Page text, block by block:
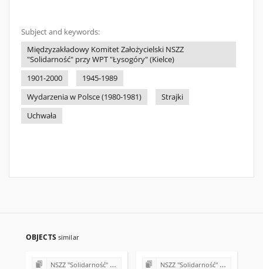
Subject and keywords:
Międzyzakładowy Komitet Założycielski NSZZ
"Solidarność" przy WPT "Łysogóry" (Kielce)
1901-2000
1945-1989
Wydarzenia w Polsce (1980-1981)
Strajki
Uchwała
OBJECTS similar
NSZZ "Solidarność" w Wojewódzkim Przedsiębiorstwie Turystycznym "Łysogóry" w Kielcach NSZZ "Solidarność" w Wojewódzkim Przedsiębiorstwie Turystycznym "Łysogóry" w Kielcach